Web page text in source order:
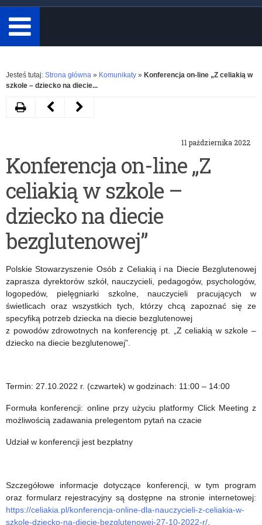
minimum
3
znaki.
Rozwiń
Jesteś tutaj: Strona główna » Komunikaty » Konferencja on-line „Z celiakią w
szkole – dziecko na diecie...
11 października 2022
Konferencja on-line „Z
celiakią w szkole –
dziecko na diecie
bezglutenowej”
Polskie Stowarzyszenie Osób z Celiakią i na Diecie Bezglutenowej
zaprasza dyrektorów szkół, nauczycieli, pedagogów, psychologów,
logopedów, pielęgniarki szkolne, nauczycieli pracujących w
świetlicach oraz wszystkich tych, którzy chcą zapoznać się ze
specyfiką potrzeb dziecka na diecie bezglutenowej
z powodów zdrowotnych na konferencję pt. „Z celiakią w szkole –
dziecko na diecie bezglutenowej”.
Termin: 27.10.2022 r. (czwartek) w godzinach: 11:00 – 14:00
Formuła konferencji: online przy użyciu platformy Click Meeting z
możliwością zadawania prelegentom pytań na czacie
Udział w konferencji jest bezpłatny
Szczegółowe informacje dotyczące konferencji, w tym program
oraz formularz rejestracyjny są dostępne na stronie internetowej:
https://celiakia.pl/konferencja-online-dla-nauczycieli-z-celiakia-w-
szkole-dziecko-na-diecie-bezglutenowej-27-10-2022-r/.
DrukujNastępny
test
kompetencji
cyfrowych
–
IT
Fitness
Test
2022
Grupy
Wyszehradzkiej
Poprzedni
edukacyjny
pt.
„Problemy
Prawa?
Prosta
sprawa!”
–
edycja
2022/2023